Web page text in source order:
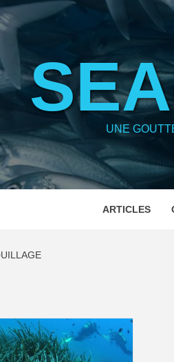
UNE
ARTICLES